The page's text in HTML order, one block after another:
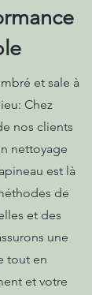
et sale à
Chez
nos clients
nettoyage
est là
de
et des
une
tout en
et votre